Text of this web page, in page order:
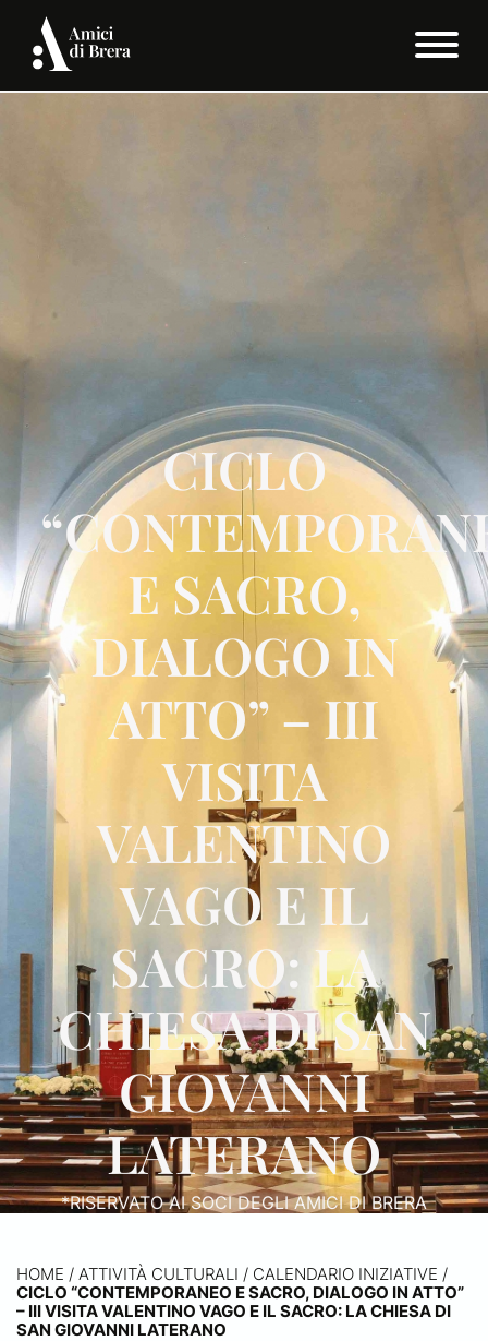
CICLO
E SACRO,
DIALOGO IN
ATTO” – III
VISITA
VALENTINO
VAGO E IL
SACRO: LA
CHIESA DI SAN
GIOVANNI
LATERANO
*RISERVATO AI SOCI DEGLI AMICI DI BRERA
HOME / ATTIVITÀ CULTURALI / CALENDARIO INIZIATIVE /
CICLO “CONTEMPORANEO E SACRO, DIALOGO IN ATTO”
– III VISITA VALENTINO VAGO E IL SACRO: LA CHIESA DI
SAN GIOVANNI LATERANO